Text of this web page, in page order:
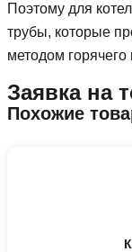
Поэтому для
трубы, которые
методом
Заявка на
Похожие